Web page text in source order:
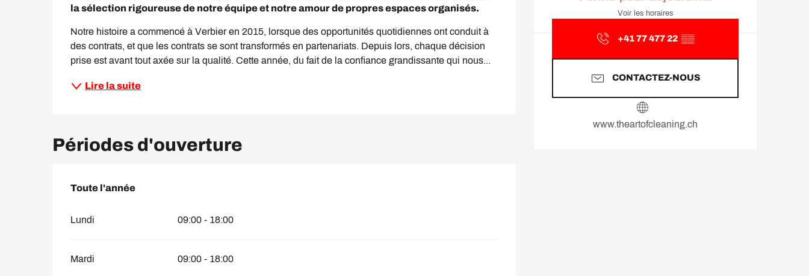
Voir les horaires
+41 77 477 22 ▒▒
CONTACTEZ-NOUS
www.theartofcleaning.ch
la sélection rigoureuse de notre équipe et notre amour de propres espaces organisés.
Notre histoire a commencé à Verbier en 2015, lorsque des opportunités quotidiennes ont conduit à
des contrats, et que les contrats se sont transformés en partenariats. Depuis lors, chaque décision
prise est avant tout axée sur la qualité. Cette année, du fait de la confiance grandissante qui nous...
Lire la suite
Périodes d'ouverture
Toute l'année
Toute l'année
Lundi 09:00 - 18:00
Mardi 09:00 - 18:00